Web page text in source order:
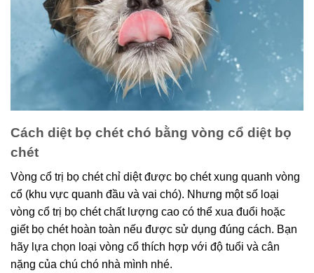
Cách diệt bọ chét chó bằng vòng cổ diệt bọ
chét
Vòng cổ trị bọ chét chỉ diệt được bọ chét xung quanh vòng
cổ (khu vực quanh đầu và vai chó). Nhưng một số loại
vòng cổ trị bọ chét chất lượng cao có thể xua đuổi hoặc
giết bọ chét hoàn toàn nếu được sử dụng đúng cách. Bạn
hãy lựa chọn loại vòng cổ thích hợp với độ tuổi và cân
nặng của chú chó nhà mình nhé.